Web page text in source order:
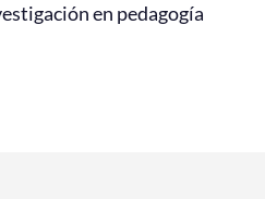
en pedagogía